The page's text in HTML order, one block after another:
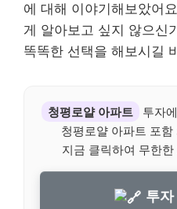
에 대해 이야기해보았어
게 알아보고 싶지 않으신
똑똑한 선택을 해보시길
청평로얄 아파트
투자
청평로얄 아파트 포
지금 클릭하여 무한
투